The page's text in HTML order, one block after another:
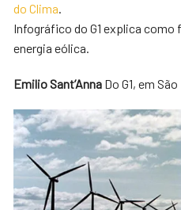
do Clima.
Infográfico do G1 explica como
energia eólica.
Emilio Sant’Anna Do G1, em